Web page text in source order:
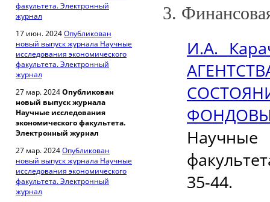
факультета. Электронный
журнал
17 июн. 2024Опубликован
новый выпуск журнала Научные
исследования экономического
факультета. Электронный
журнал
27 мар. 2024Опубликован
новый выпуск журнала
Научные исследования
экономического факультета.
Электронный журнал
27 мар. 2024Опубликован
новый выпуск журнала Научные
исследования экономического
факультета. Электронный
журнал
3.
И.А.
35-44.